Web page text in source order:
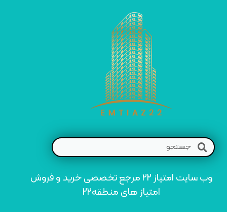
وب سایت امتیاز 22 مرجع تخصصی خرید و فروش
امتیاز های منطقه22